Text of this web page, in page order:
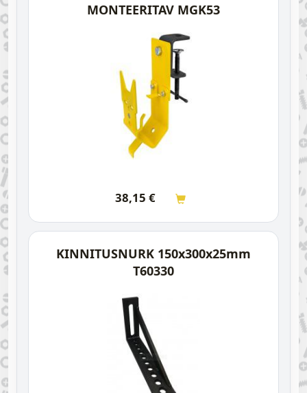
MONTEERITAV MGK53
38,15 €
KINNITUSNURK 150x300x25mm
T60330